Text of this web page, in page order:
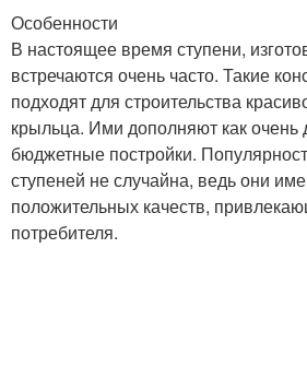
Особенности
В настоящее время ступени,
встречаются очень часто. Такие
подходят для строительства
крыльца. Ими дополняют как очень
бюджетные постройки.
ступеней не случайна, ведь они
положительных качеств,
потребителя.